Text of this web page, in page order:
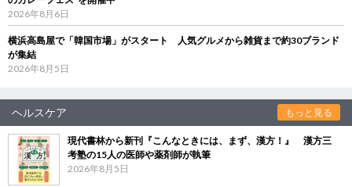
2026年8月6日
横浜高島屋で「韓国市場」がスタート 人気グルメから雑貨まで約30ブランド
が集結
2026年8月5日
ヘルスケア もっと見る
現代書林から新刊『こんなときには、まず、漢方！』 漢方三
考塾の15人の医師や薬剤師が執筆
2026年8月5日